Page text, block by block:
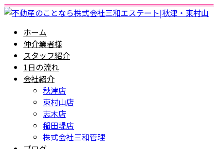
ホーム
仲介業者様
スタッフ紹介
1日の流れ
会社紹介
秋津店
東村山店
志木店
稲田堤店
株式会社三和管理